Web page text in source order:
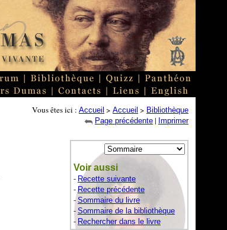
Vous êtes ici : Accueil > Accueil > Bibliothèque
Page précédente | Imprimer
Voir aussi
- Recette suivante
-Recette précédente
- Sommaire du livre
- Sommaire de la bibliothèque
- Rechercher dans le livre